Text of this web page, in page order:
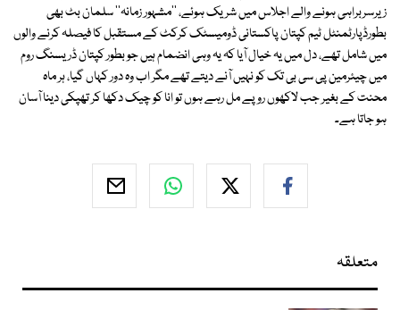
زیرسربراہی ہونے والے اجلاس میں شریک ہوئے، ''مشہور زمانہ'' سلمان بٹ بھی
بطورڈپارٹمنٹل ٹیم کپتان پاکستانی ڈومیسٹک کرکٹ کے مستقبل کا فیصلہ کرنے والوں
میں شامل تھے، دل میں یہ خیال آیا کہ یہ وہی انضمام ہیں جو بطور کپتان ڈریسنگ روم
میں چیئرمین پی سی بی تک کو نہیں آنے دیتے تھے مگر اب وہ دور کہاں گیا، ہر ماہ
محنت کے بغیر جب لاکھوں روپے مل رہے ہوں تو انا کو چیک دکھا کر تھپکی دینا آسان
ہو جاتا ہے۔
متعلقہ